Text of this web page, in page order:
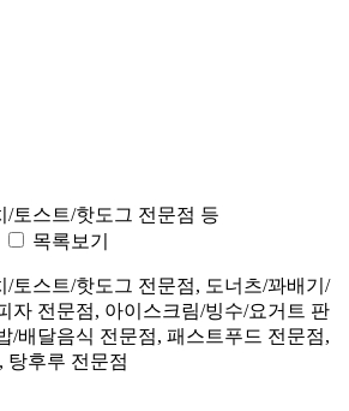
/토스트/핫도그 전문점 등
목록보기
/토스트/핫도그 전문점, 도너츠/꽈배기/
자 전문점, 아이스크림/빙수/요거트 판
/배달음식 전문점, 패스트푸드 전문점,
탕후루 전문점